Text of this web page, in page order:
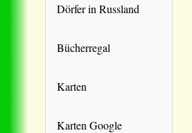
Dörfer in Russland
Bücherregal
Karten
Karten Google